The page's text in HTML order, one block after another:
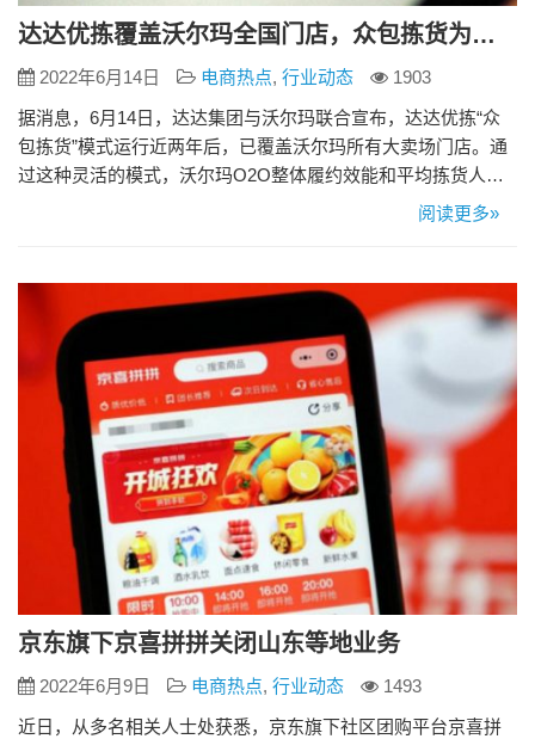
达达优拣覆盖沃尔玛全国门店，众包拣货为超35000人创造灵活就业机会
2022年6月14日 电商热点, 行业动态
1903
据消息，6月14日，达达集团与沃尔玛联合宣布，达达优拣“众
包拣货”模式运行近两年后，已覆盖沃尔玛所有大卖场门店。通
过这种灵活的模式，沃尔玛O2O整体履约效能和平均拣货人效
同比实现两位数增长，并累计为超过35000人创造灵活就业机
包拣货员服务于门店全渠道订单拣货、商品打包、订单交付等
阅读更多»
京东旗下京喜拼拼关闭山东等地业务
2022年6月9日 电商热点, 行业动态
1493
近日，从多名相关人士处获悉，京东旗下社区团购平台京喜拼